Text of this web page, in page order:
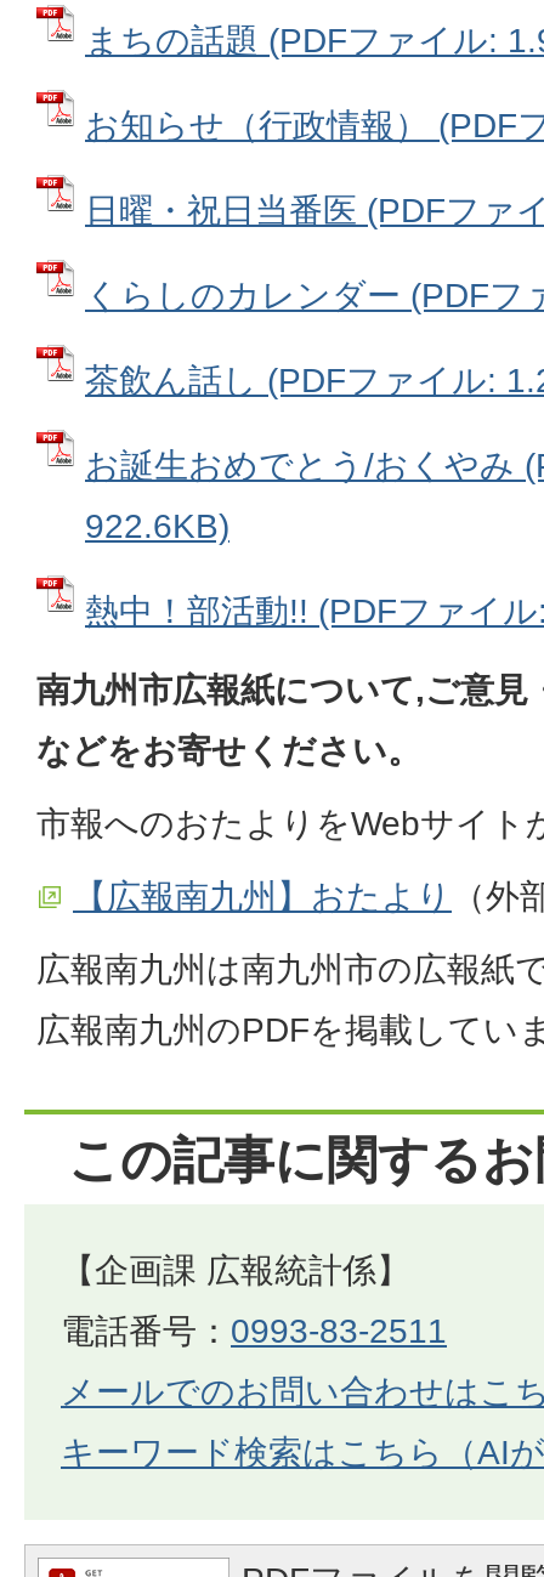
まちの話題 (PDFファイル:
お知らせ（行政情報） (PDF
日曜・祝日当番医 (PDFファ
くらしのカレンダー (PDFフ
茶飲ん話し (PDFファイル:
お誕生おめでとう/おくやみ
922.6KB)
熱中！部活動!! (PDFファイ
南九州市広報紙について,ご意見
などをお寄せください。
市報へのおたよりをWebサイト
【広報南九州】おたより
（外
広報南九州は南九州市の広報紙
広報南九州のPDFを掲載してい
この記事に関する
【企画課 広報統計係】
電話番号： 0993-83-2511
メールでのお問い合わせはこ
キーワード検索はこちら（AI